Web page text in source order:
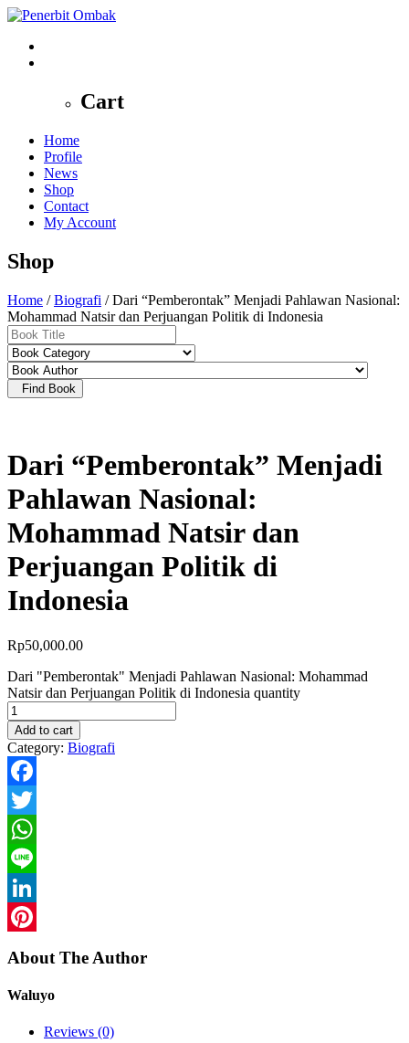
Cart
Home
Profile
News
Shop
Contact
My Account
Shop
Home /Biografi / Dari “Pemberontak” Menjadi Pahlawan Nasional:
Mohammad Natsir dan Perjuangan Politik di Indonesia
Find Book
Dari “Pemberontak” Menjadi
Pahlawan Nasional:
Mohammad Natsir dan
Perjuangan Politik di
Indonesia
Rp50,000.00
Dari "Pemberontak" Menjadi Pahlawan Nasional: Mohammad
Natsir dan Perjuangan Politik di Indonesia quantity
Add to cart
Category: Biografi
Facebook
Twitter
WhatsApp
Line
LinkedIn
About The Author
Waluyo
Reviews (0)